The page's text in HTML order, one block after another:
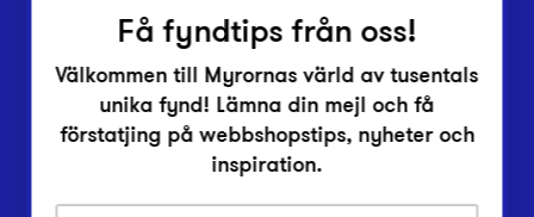
Få fyndtips från oss!
Välkommen till Myrornas värld av tusentals
unika fynd! Lämna din mejl och få
förstatjing på webbshopstips, nyheter och
inspiration.